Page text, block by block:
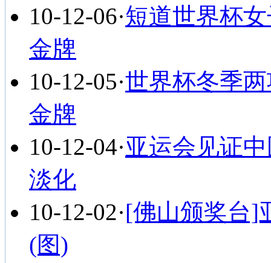
10-12-06·短道世界杯
金牌
10-12-05·世界杯冬季
金牌
10-12-04·亚运会见证
淡化
10-12-02·[佛山颁奖台]
(图)